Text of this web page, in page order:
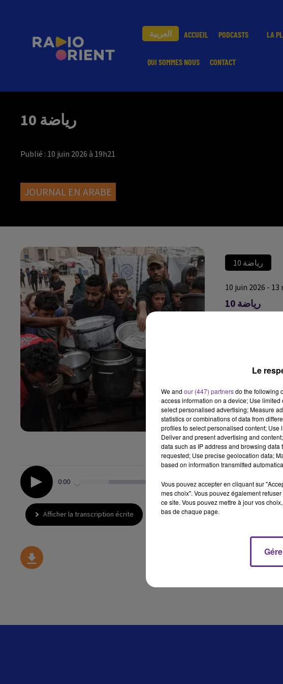
العربية ACCUEIL PODCASTS LA
QUI SOMMES NOUS CONTACT
رياضة 10
Publié : 10 juin 2026 à 19h21
JOURNAL EN ARABE
رياضة 10
10 juin 2026 - 13
رياضة 10
0:00
Afficher la transcription écrite
Le
We and our (447) partnersdo the following
access information on a device; Use
select personalised advertising; Measure
statistics or combinations of data from
profiles to select personalised content; Use
Deliver and present advertising and
data such as IP address and browsing
requested; Use precise geolocation data;
based on information transmitted
Vous pouvez accepter en cliquant sur
mes choix". Vous pouvez également
ce site. Vous pouvez mettre à jour vos
bas de chaque page.